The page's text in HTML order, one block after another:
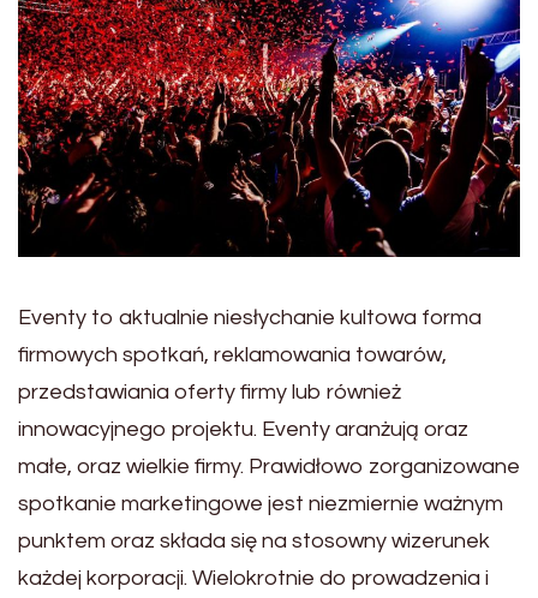
Eventy to aktualnie niesłychanie kultowa forma
firmowych spotkań, reklamowania towarów,
przedstawiania oferty firmy lub również
innowacyjnego projektu. Eventy aranżują oraz
małe, oraz wielkie firmy. Prawidłowo zorganizowane
spotkanie marketingowe jest niezmiernie ważnym
punktem oraz składa się na stosowny wizerunek
każdej korporacji. Wielokrotnie do prowadzenia i